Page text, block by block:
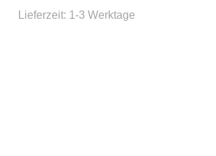
Lieferzeit: 1-3 Werktage